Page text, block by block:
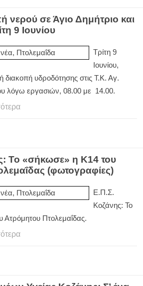
νερού σε Άγιο Δημήτριο και
9 Ιουνίου
Τρίτη 9
Ιουνίου,
διακοπή υδροδότησης στις Τ.Κ. Αγ.
λόγω εργασιών, 08.00 με 14.00.
Το «σήκωσε» η Κ14 του
(φωτογραφίες)
Ε.Π.Σ.
Κοζάνης: Το
Πτολεμαΐδας.